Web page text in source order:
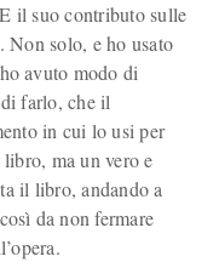
il suo contributo sulle
Non solo, e ho usato
avuto modo di
farlo, che il
in cui lo usi per
ma un vero e
il libro, andando a
da non fermare